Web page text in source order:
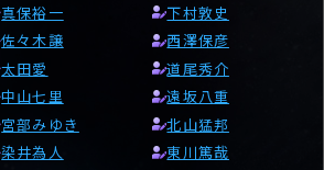
真保裕一
下村敦史
佐々木譲
西澤保彦
太田愛
道尾秀介
中山七里
遠坂八重
宮部みゆき
北山猛邦
染井為人
東川篤哉